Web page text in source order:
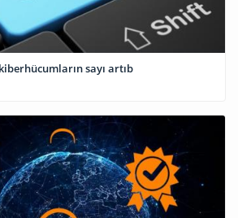
sayı artıb